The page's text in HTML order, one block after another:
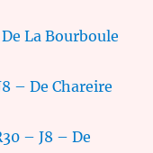
La Bourboule
– De Chareire
– J8 – De